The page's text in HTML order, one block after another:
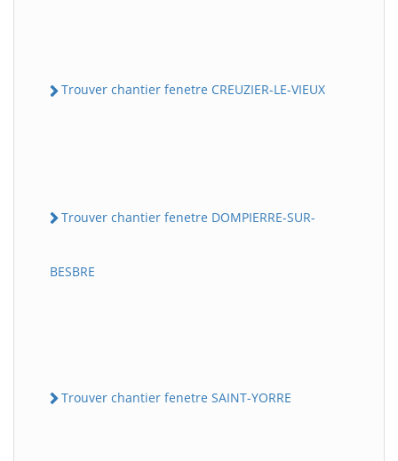
Trouver chantier fenetre CREUZIER-LE-VIEUX
Trouver chantier fenetre DOMPIERRE-SUR-
BESBRE
Trouver chantier fenetre SAINT-YORRE